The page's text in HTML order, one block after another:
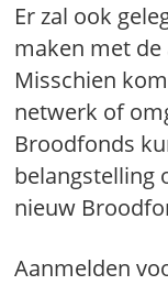
Er zal ook
maken met de
Misschien
netwerk of
Broodfonds
belangstelling
nieuw
Aanmelden